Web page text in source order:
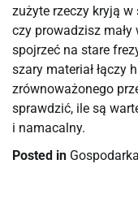
zużyte rzeczy kryją
czy prowadzisz
spojrzeć na stare
szary materiał łączy
zrównoważonego
sprawdzić, ile są
i namacalny.
Posted in Gospodarka